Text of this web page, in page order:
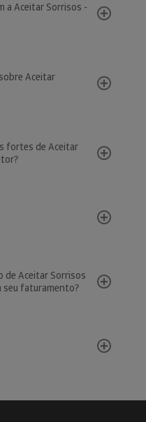
a Aceitar Sorrisos -
Aceitar
fortes de Aceitar
de Aceitar Sorrisos
seu faturamento?